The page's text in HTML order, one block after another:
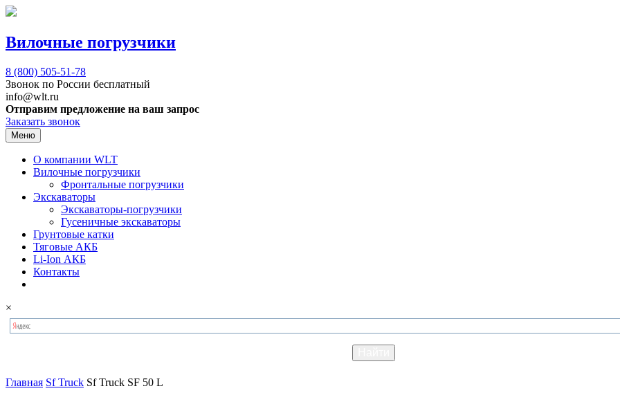
Вилочные погрузчики
8 (800) 505-51-78
Звонок по России бесплатный
info@wlt.ru
Отправим предложение на ваш запрос
Заказать звонок
Меню
О компании WLT
Вилочные погрузчики
Фронтальные погрузчики
Экскаваторы
Экскаваторы-погрузчики
Гусеничные экскаваторы
Грунтовые катки
Тяговые АКБ
Li-Ion АКБ
Контакты
×
Главная Sf Truck Sf Truck SF 50 L